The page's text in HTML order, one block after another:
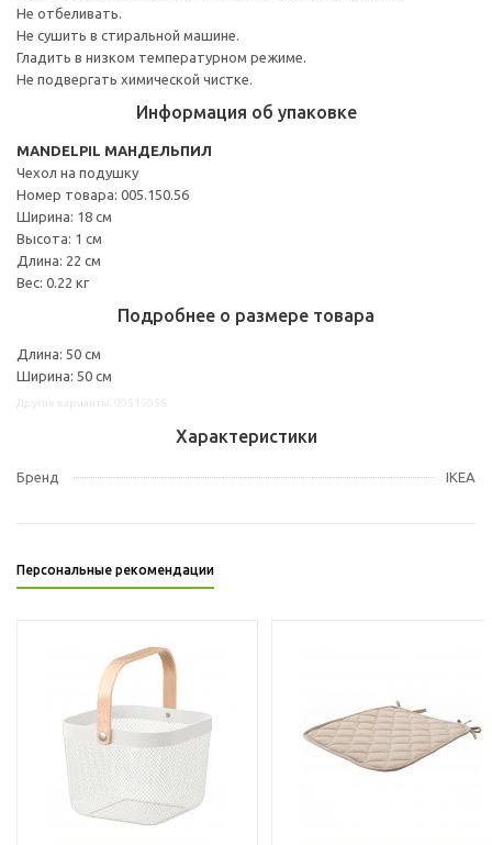
Не отбеливать.
Не сушить в стиральной машине.
Гладить в низком температурном режиме.
Не подвергать химической чистке.
Информация об упаковке
MANDELPIL МАНДЕЛЬПИЛ
Чехол на подушку
Номер товара: 005.150.56
Ширина: 18 см
Высота: 1 см
Длина: 22 см
Вес: 0.22 кг
Подробнее о размере товара
Длина: 50 см
Ширина: 50 см
Характеристики
Бренд IKEA
Персональные рекомендации